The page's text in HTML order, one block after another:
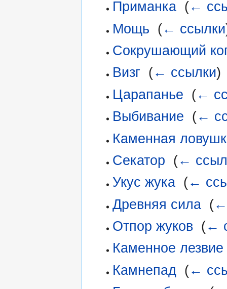
Приманка‎ (←
Мощь (← ссылки
Сокрушающий
Визг (← ссылки)
Царапанье (←
Выбивание (←
Каменная
Секатор (←
Укус жука‎ (←
Древняя сила‎ (←
Отпор жуков‎ (←
Каменное лезвие
Камнепад‎ (←